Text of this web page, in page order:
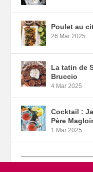
Poulet au
26 Mar 2025
La tatin de
Bruccio
4 Mar 2025
Cocktail :
Père
1 Mar 2025